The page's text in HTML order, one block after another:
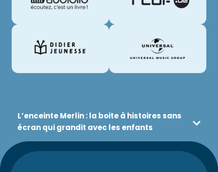
Radio
BamBou
Merlin
Audiolib
Merlin
L’enceinte Merlin : la boite à histoires sans
écran qui grandit avec les enfants